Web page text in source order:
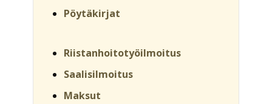
Pöytäkirjat
Riistanhoitotyöilmoitus
Saalisilmoitus
Maksut